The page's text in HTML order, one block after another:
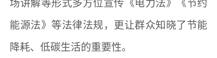
场讲解等形式多方位宣传《电力法》《节约
能源法》等法律法规，更让群众知晓了节能
降耗、低碳生活的重要性。